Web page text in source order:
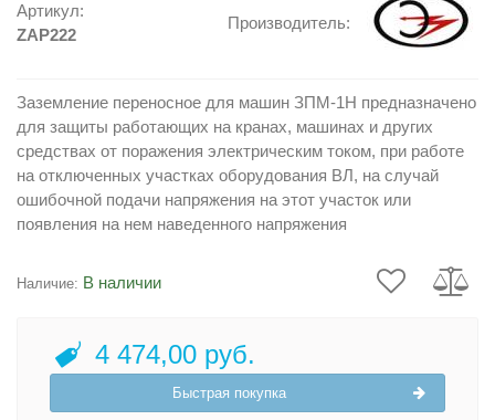
Артикул:
ZAP222
Производитель:
Заземление переносное для машин ЗПМ-1Н предназначено
для защиты работающих на кранах, машинах и других
средствах от поражения электрическим током, при работе
на отключенных участках оборудования ВЛ, на случай
ошибочной подачи напряжения на этот участок или
появления на нем наведенного напряжения
Наличие: В наличии
4 474,00 руб.
Быстрая покупка